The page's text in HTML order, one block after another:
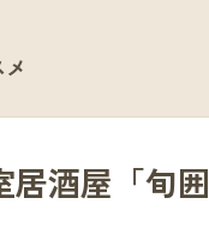
酒屋「旬